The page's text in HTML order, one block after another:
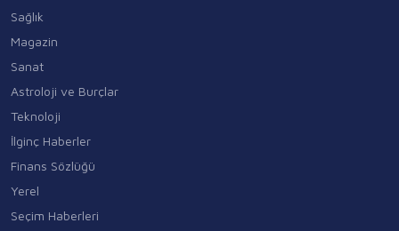
Sağlık
Magazin
Sanat
Astroloji ve Burçlar
Teknoloji
İlginç Haberler
Finans Sözlüğü
Yerel
Seçim Haberleri